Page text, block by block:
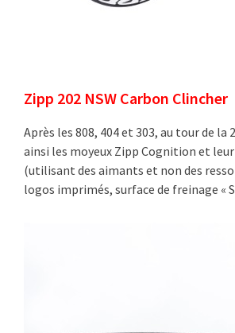
Zipp 202 NSW Carbon Clincher
Après les 808, 404 et 303, au tour de
ainsi les moyeux Zipp Cognition et
(utilisant des aimants et non des
logos imprimés, surface de freinage «